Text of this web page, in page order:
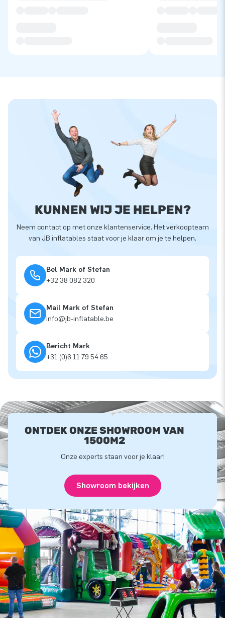
KUNNEN WIJ JE HELPEN?
Neem contact op met onze klantenservice. Het verkoopteam
van JB inflatables staat voor je klaar om je te helpen.
Bel Mark of Stefan
+32 38 082 320
Mail Mark of Stefan
info@jb-inflatable.be
Bericht Mark
+31 (0)6 11 79 54 65
ONTDEK ONZE SHOWROOM VAN
1500M2
Onze experts staan voor je klaar!
Showroom bekijken